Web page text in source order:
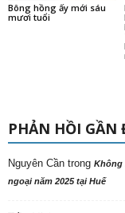
Bông hồng ấy mới sáu
mươi tuổi
PHẢN HỒI GẦN
Nguyên Cần trong Không
ngoại năm 2025 tại Huế